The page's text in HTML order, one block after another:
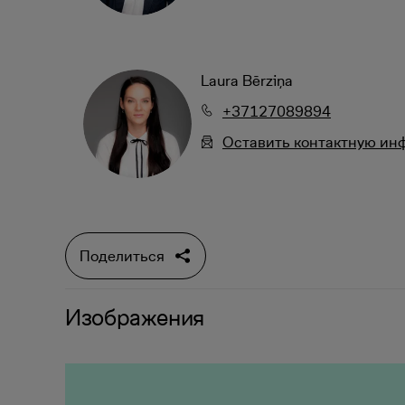
Laura Bērziņa
+37127089894
Oставить контактную
Поделиться
Изображения